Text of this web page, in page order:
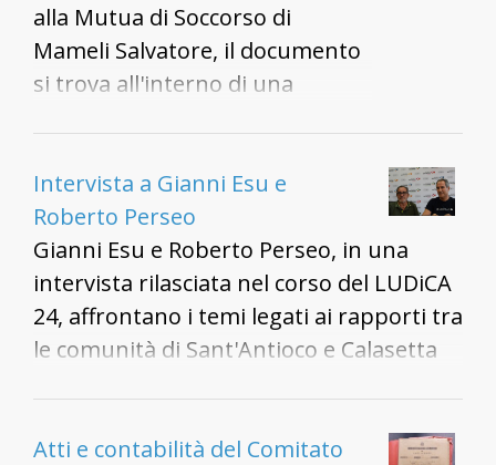
alla Mutua di Soccorso di
Mameli Salvatore, il documento
si trova all'interno di una
Mutua di Carloforte
Intervista a Gianni Esu e
Roberto Perseo
Gianni Esu e Roberto Perseo, in una
intervista rilasciata nel corso del LUDiCA
24, affrontano i temi legati ai rapporti tra
le comunità di Sant'Antioco e Calasetta
Atti e contabilità del Comitato